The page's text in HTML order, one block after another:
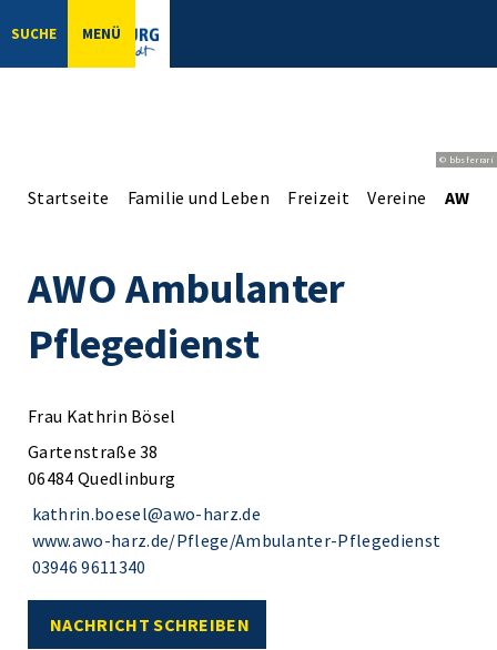
SUCHE MENÜ
© bbsferrari
Startseite Familie und Leben Freizeit Vereine AWO
AWO Ambulanter
Pflegedienst
Frau Kathrin Bösel
Gartenstraße 38
06484 Quedlinburg
kathrin.boesel@awo-harz.de
www.awo-harz.de/Pflege/Ambulanter-Pflegedienst
03946 9611340
NACHRICHT SCHREIBEN